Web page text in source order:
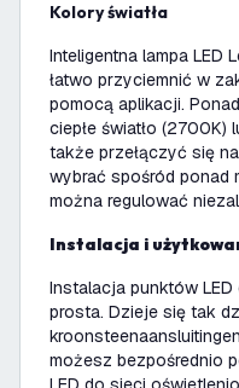
Kolory światła
Inteligentna lampa LED
łatwo przyciemnić w
pomocą aplikacji.
ciepłe światło (2700K)
także przełączyć się
wybrać spośród ponad
można regulować
Instalacja i
Instalacja punktów
prosta. Dzieje się tak
możesz bezpośrednio